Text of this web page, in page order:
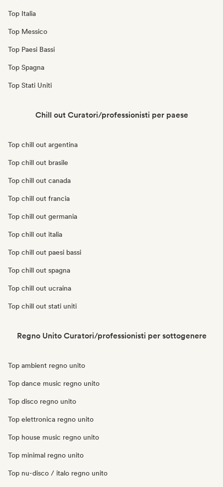
Top Italia
Top Messico
Top Paesi Bassi
Top Spagna
Top Stati Uniti
Chill out Curatori/professionisti per paese
Top chill out argentina
Top chill out brasile
Top chill out canada
Top chill out francia
Top chill out germania
Top chill out italia
Top chill out paesi bassi
Top chill out spagna
Top chill out ucraina
Top chill out stati uniti
Regno Unito Curatori/professionisti per sottogenere
Top ambient regno unito
Top dance music regno unito
Top disco regno unito
Top elettronica regno unito
Top house music regno unito
Top minimal regno unito
Top nu-disco / italo regno unito